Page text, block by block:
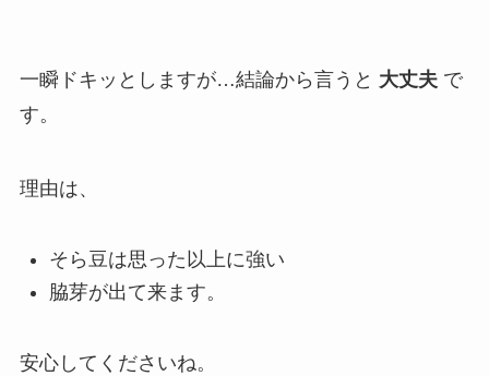
一瞬ドキッとしますが…結論から言うと 大丈夫で
す。
理由は、
そら豆は思った以上に強い
脇芽が出て来ます。
安心してくださいね。